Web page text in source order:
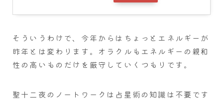
そういうわけで、今年からはちょっとエネルギーが
昨年とは変わります。オラクルもエネルギーの親和
性の高いものだけを厳守していくつもりです。
聖十二夜のノートワークは占星術の知識は不要です